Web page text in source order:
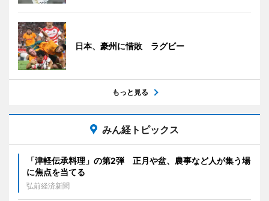
日本、豪州に惜敗 ラグビー
もっと見る
みん経トピックス
「津軽伝承料理」の第2弾 正月や盆、農事など人が集う場
に焦点を当てる
弘前経済新聞